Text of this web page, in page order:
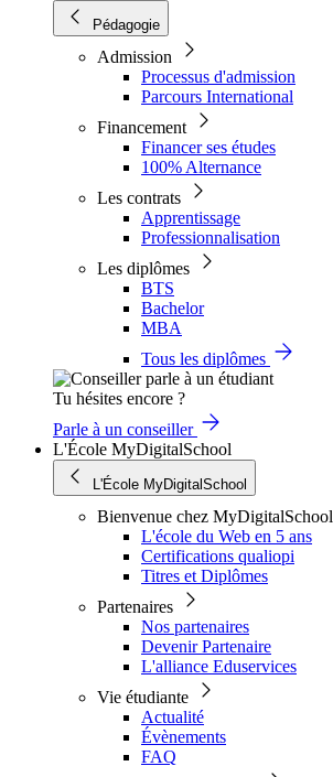
Pédagogie
Admission
Processus d'admission
Parcours International
Financement
Financer ses études
100% Alternance
Les contrats
Apprentissage
Professionnalisation
Les diplômes
BTS
Bachelor
MBA
Tous les diplômes
Tu hésites encore ?
Parle à un conseiller
L'École MyDigitalSchool
L'École MyDigitalSchool
Bienvenue chez MyDigitalSchool
L'école du Web en 5 ans
Certifications qualiopi
Titres et Diplômes
Partenaires
Nos partenaires
Devenir Partenaire
L'alliance Eduservices
Vie étudiante
Actualité
Évènements
FAQ